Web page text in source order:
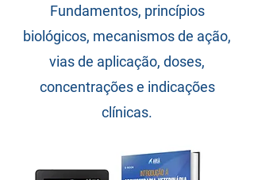
Fundamentos, princípios
biológicos, mecanismos de ação,
vias de aplicação, doses,
concentrações e indicações
clínicas.